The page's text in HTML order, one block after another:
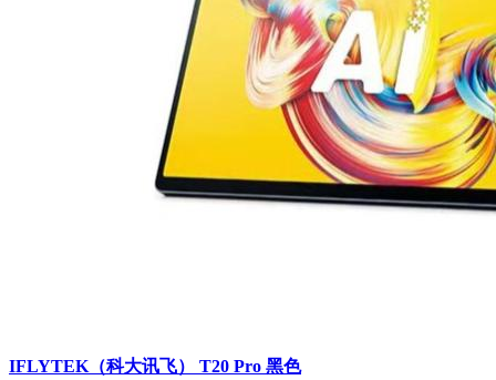
IFLYTEK（科大讯飞） T20 Pro 黑色